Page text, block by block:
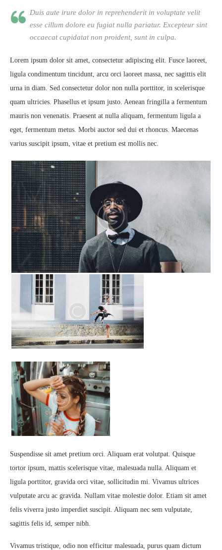
Duis aute irure dolor in reprehenderit in voluptate velit
esse cillum dolore eu fugiat nulla pariatur. Excepteur sint
occaecat cupidatat non proident, sunt in culpa.
Lorem ipsum dolor sit amet, consectetur adipiscing elit. Fusce laoreet,
ligula condimentum tincidunt, arcu orci laoreet massa, nec sagittis elit
urna in diam. Sed consectetur dolor non nulla porttitor, in scelerisque
quam ultricies. Phasellus et ipsum justo. Aenean fringilla a fermentum
mauris non venenatis. Praesent at nulla aliquam, fermentum ligula a
eget, fermentum metus. Morbi auctor sed dui et rhoncus. Maecenas
varius suscipit ipsum, vitae et pretium est mollis nec.
Suspendisse sit amet pretium orci. Aliquam erat volutpat. Quisque
tortor ipsum, mattis scelerisque vitae, malesuada nulla. Aliquam et
ligula porttitor, gravida orci vitae, sollicitudin mi. Vivamus ultrices
vulputate arcu ac gravida. Nullam vitae molestie dolor. Etiam sit amet
felis viverra justo imperdiet suscipit. Aliquam nec sem vulputate,
sagittis felis id, semper nibh.
Vivamus tristique, odio non efficitur malesuada, purus quam dictum